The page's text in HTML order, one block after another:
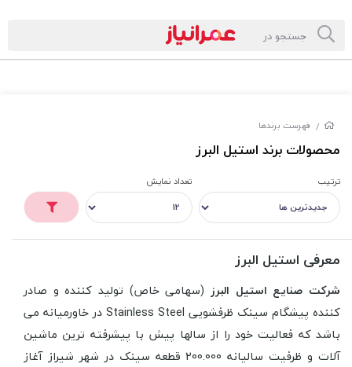
/ فهرست برندها
محصولات برند استیل البرز
ترتیب تعداد نمایش
معرفی استیل البرز
شرکت صنایع استیل البرز (سهامی خاص) تولید کننده و صادر
کننده پیشگام سینک ظرفشویی Stainless Steel
در خاورمیانه می
باشد که فعالیت خود را از سالها پیش با پیشرفته ترین ماشین
آلات و ظرفیت سالیانه 200.000 قطعه سینک در شهر شیراز آغاز